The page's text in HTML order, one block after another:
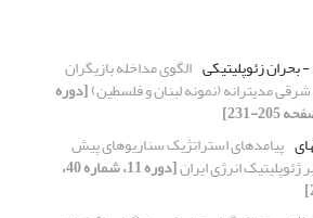
زئوپلیتیکی الگوی مداخله بازیگران
مدیترانه (نمونه لبنان و فلسطین)[دوره
پیامدهای استراتژیک سناریوهای پیش
انرژی ایران [دوره 11، شماره 40،